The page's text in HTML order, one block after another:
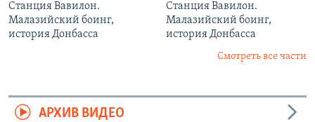
Станция Вавилон.
Малазийский боинг,
история Донбасса
Станция Вавилон.
Малазийский боинг,
история Донбасса
Смотреть все части
АРХИВ ВИДЕО